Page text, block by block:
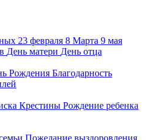
23 февраля 8 Марта 9 мая
День матери День отца
Рождения Благодарность
Крестины Рождение ребенка
Пожелание выздоровления